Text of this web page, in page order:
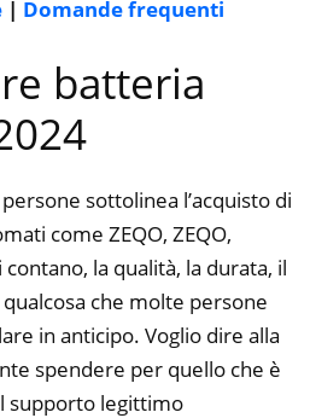
| Domande frequenti
batteria
sottolinea l’acquisto di
come ZEQO, ZEQO,
la qualità, la durata, il
che molte persone
in anticipo. Voglio dire alla
spendere per quello che è
supporto legittimo